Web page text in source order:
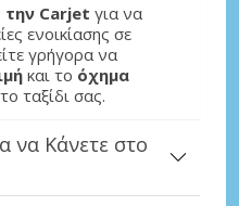
την Carjet για να
ενοικίασης σε
γρήγορα να
και το όχημα
ταξίδι σας.
να Κάνετε στο